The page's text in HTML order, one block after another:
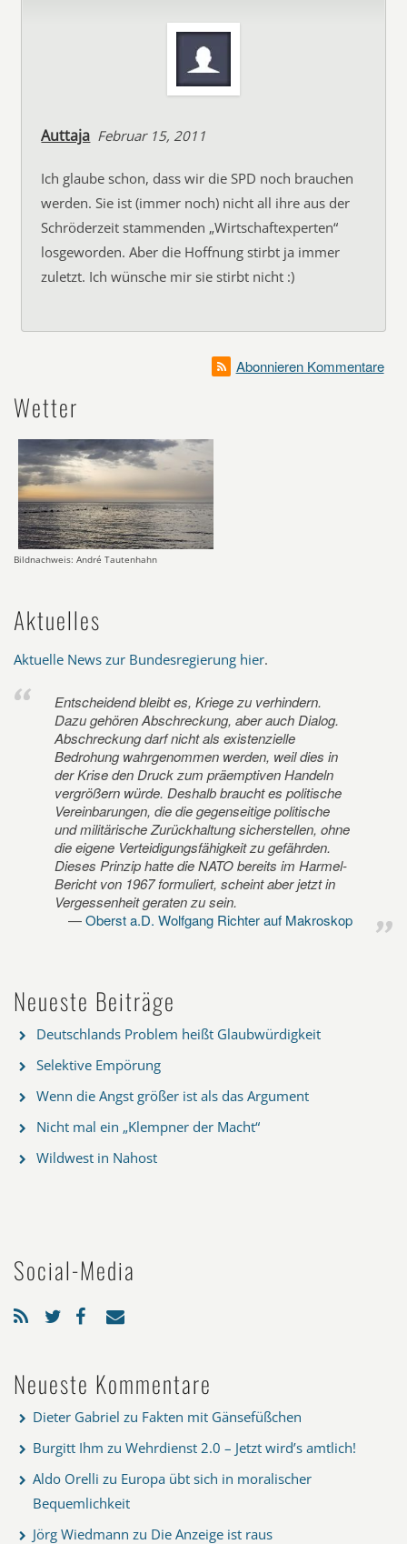
Auttaja Februar 15, 2011
Ich glaube schon, dass wir die SPD noch brauchen
werden. Sie ist (immer noch) nicht all ihre aus der
Schröderzeit stammenden „Wirtschaftexperten“
losgeworden. Aber die Hoffnung stirbt ja immer
zuletzt. Ich wünsche mir sie stirbt nicht :)
Abonnieren Kommentare
Wetter
Bildnachweis: André Tautenhahn
Aktuelles
Aktuelle News zur Bundesregierung hier.
Entscheidend bleibt es, Kriege zu verhindern.
Dazu gehören Abschreckung, aber auch Dialog.
Abschreckung darf nicht als existenzielle
Bedrohung wahrgenommen werden, weil dies in
der Krise den Druck zum präemptiven Handeln
vergrößern würde. Deshalb braucht es politische
Vereinbarungen, die die gegenseitige politische
und militärische Zurückhaltung sicherstellen, ohne
die eigene Verteidigungsfähigkeit zu gefährden.
Dieses Prinzip hatte die NATO bereits im Harmel-
Bericht von 1967 formuliert, scheint aber jetzt in
Vergessenheit geraten zu sein.
Oberst a.D. Wolfgang Richter auf Makroskop
Neueste Beiträge
Deutschlands Problem heißt Glaubwürdigkeit
Selektive Empörung
Wenn die Angst größer ist als das Argument
Nicht mal ein „Klempner der Macht“
Wildwest in Nahost
Social-Media
Neueste Kommentare
Dieter Gabriel zu Fakten mit Gänsefüßchen
Burgitt Ihm zu Wehrdienst 2.0 – Jetzt wird’s amtlich!
Aldo Orelli zu Europa übt sich in moralischer
Bequemlichkeit
Jörg Wiedmann zu Die Anzeige ist raus